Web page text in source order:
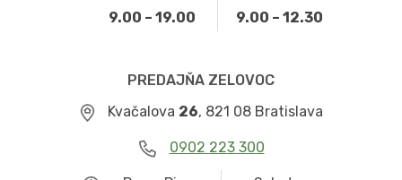
9.00 – 19.00
9.00 – 12.30
PREDAJŇA ZELOVOC
Kvačalova 26, 821 08 Bratislava
0902 223 300